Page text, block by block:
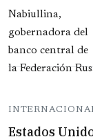
Estados